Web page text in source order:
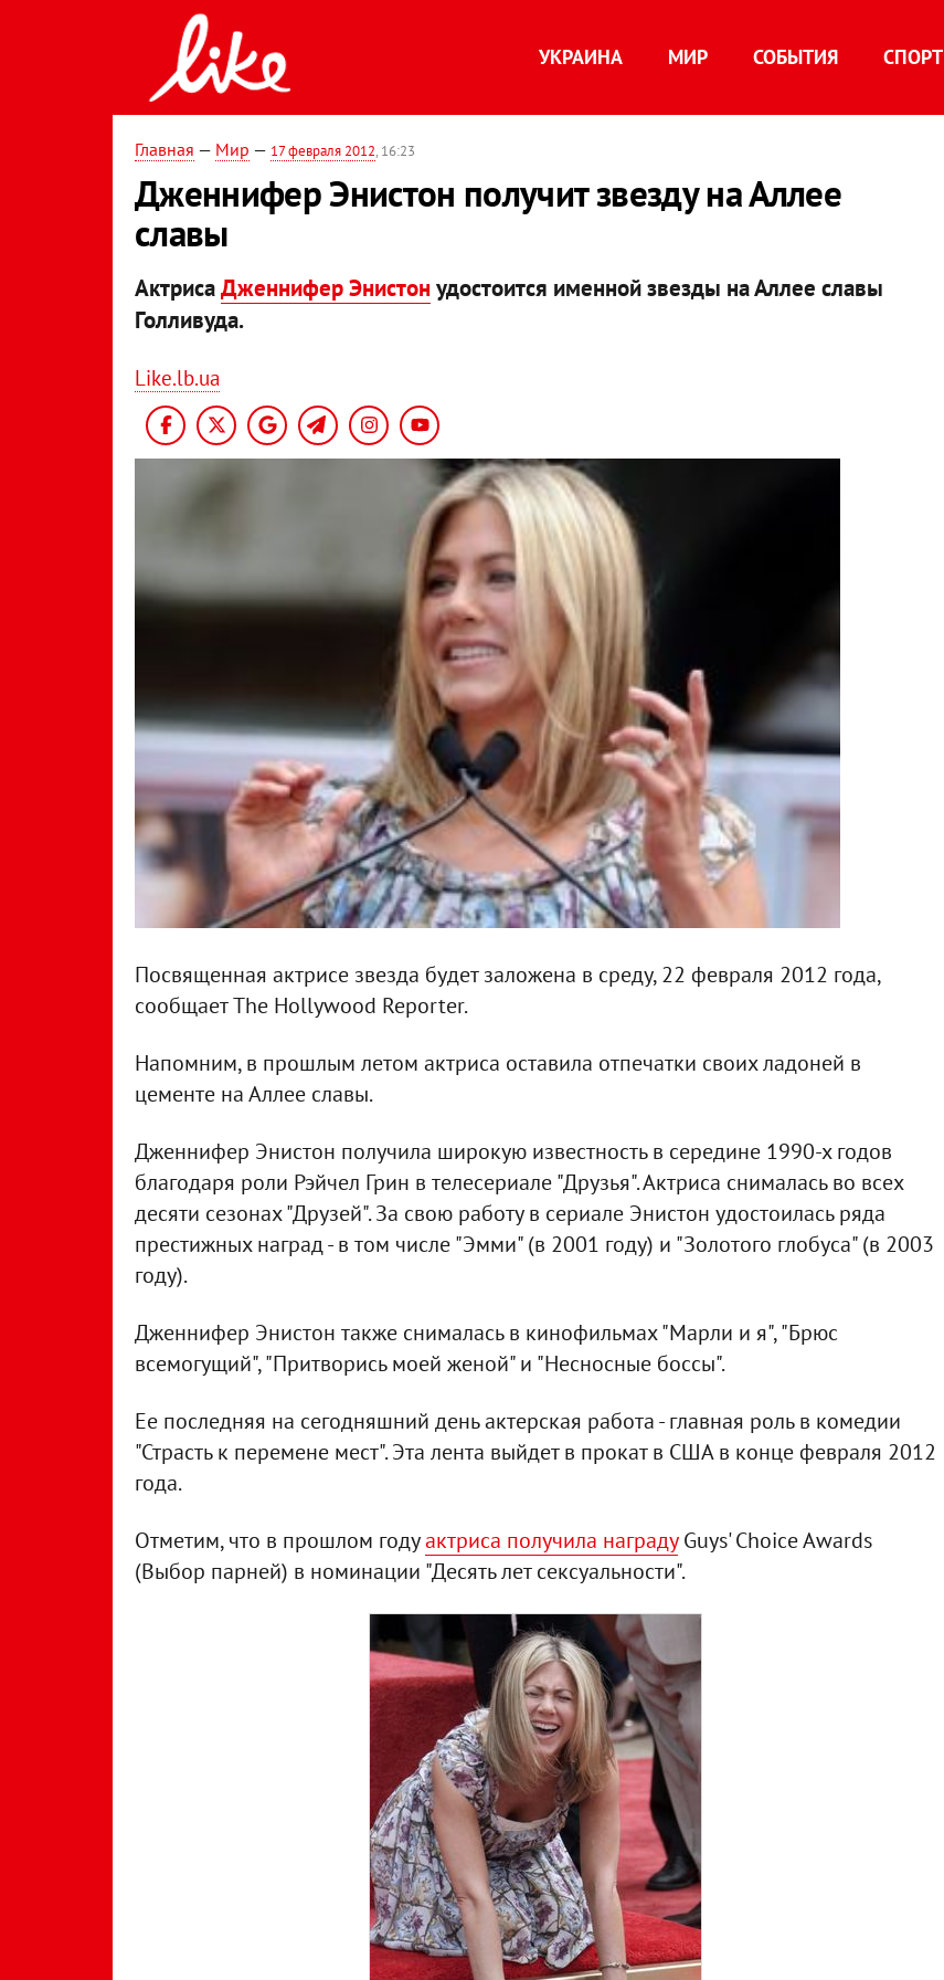
УКРАИНА МИР СОБЫТИЯ СПОРТ
Главная — Мир — 17 февраля 2012, 16:23
Дженнифер Энистон получит звезду на Аллее
славы
АктрисаДженнифер Энистон удостоится именной звезды на Аллее славы
Голливуда.
Like.lb.ua
Посвященная актрисе звезда будет заложена в среду, 22 февраля 2012 года,
сообщает The Hollywood Reporter.
Напомним, в прошлым летом актриса оставила отпечатки своих ладоней в
цементе на Аллее славы.
Дженнифер Энистон получила широкую известность в середине 1990-х годов
благодаря роли Рэйчел Грин в телесериале "Друзья". Актриса снималась во всех
десяти сезонах "Друзей". За свою работу в сериале Энистон удостоилась ряда
престижных наград - в том числе "Эмми" (в 2001 году) и "Золотого глобуса" (в 2003
году).
Дженнифер Энистон также снималась в кинофильмах "Марли и я", "Брюс
всемогущий", "Притворись моей женой" и "Несносные боссы".
Ее последняя на сегодняшний день актерская работа - главная роль в комедии
"Страсть к перемене мест". Эта лента выйдет в прокат в США в конце февраля 2012
года.
Отметим, что в прошлом годуактриса получила наградуGuys' Choice Awards
(Выбор парней) в номинации "Десять лет сексуальности".